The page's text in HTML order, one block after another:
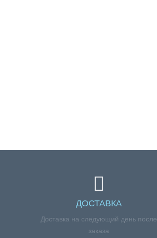
ДОСТАВКА
Доставка на следующий день после
заказа